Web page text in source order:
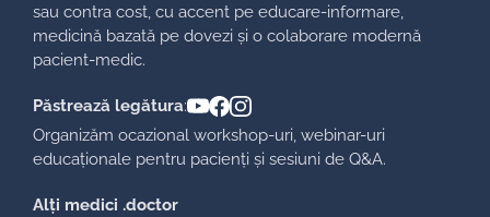
sau contra cost, cu accent pe educare-informare,
medicină bazată pe dovezi și o colaborare modernă
pacient-medic.
Păstrează legătura:
Organizăm ocazional workshop-uri, webinar-uri
educaționale pentru pacienți și sesiuni de Q&A.
Alți medici .doctor